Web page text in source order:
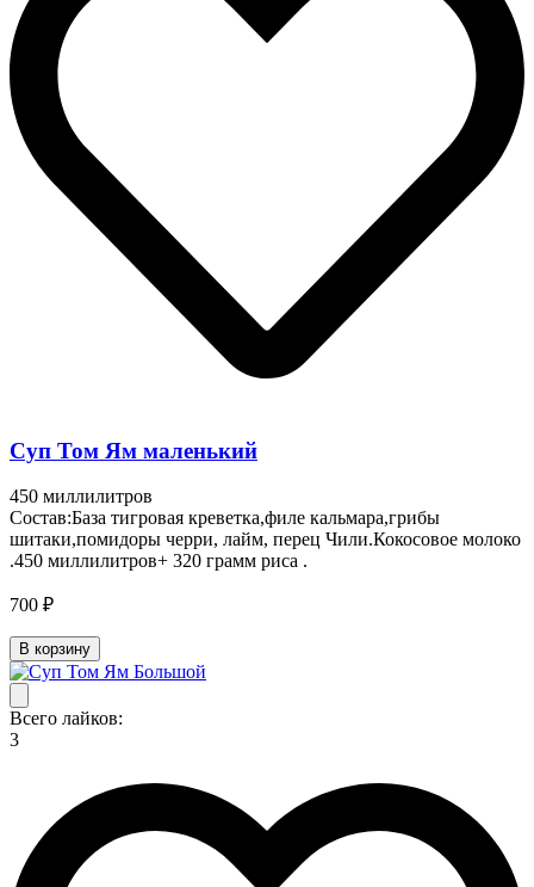
Суп Том Ям маленький
450 миллилитров
Состав:База тигровая креветка,филе кальмара,грибы
шитаки,помидоры черри, лайм, перец Чили.Кокосовое молоко
.450 миллилитров+ 320 грамм риса .
700 ₽
В корзину
Всего лайков:
3